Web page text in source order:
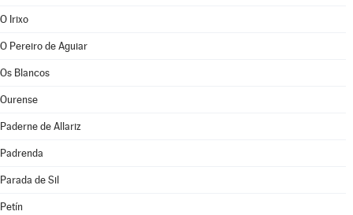
O Irixo
O Pereiro de Aguiar
Os Blancos
Ourense
Paderne de Allariz
Padrenda
Parada de Sil
Petín